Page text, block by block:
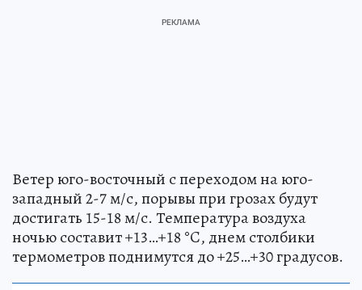
Ветер юго-восточный с переходом на юго-
западный 2-7 м/с, порывы при грозах будут
достигать 15-18 м/с. Температура воздуха
ночью составит +13…+18 °C, днем столбики
термометров поднимутся до +25…+30 градусов.